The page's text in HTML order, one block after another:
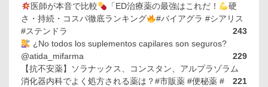
医師が本音で比較
「ED治療薬の最強はこれだ！
硬
さ・持続・コスパ徹底ランキング
#バイアグラ #シアリス
#ステンドラ
243
¿No todos los suplementos capilares son seguros?
@atida_mifarma
229
【抗不安薬】ソラナックス、コンスタン、アルプラゾラム
221
消化器内科でよく処方される薬は？#市販薬 #便秘薬 #